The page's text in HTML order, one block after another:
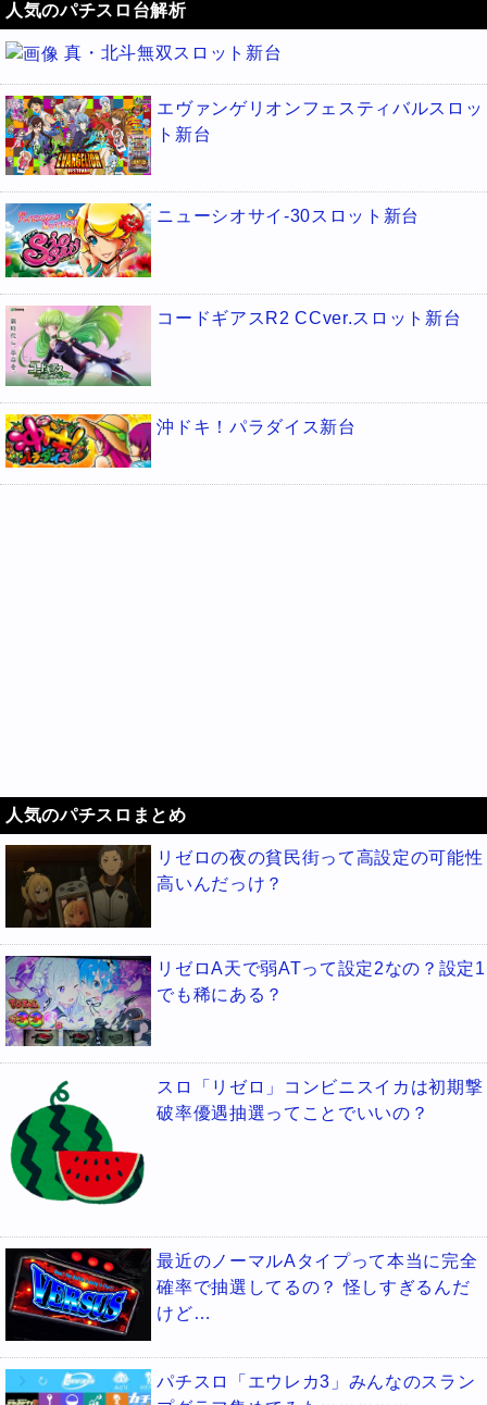
人気のパチスロ台解析
真・北斗無双スロット新台
エヴァンゲリオンフェスティバルスロッ
ト新台
ニューシオサイ-30スロット新台
コードギアスR2 CCver.スロット新台
沖ドキ！パラダイス新台
人気のパチスロまとめ
リゼロの夜の貧民街って高設定の可能性
高いんだっけ？
リゼロA天で弱ATって設定2なの？設定1
でも稀にある？
スロ「リゼロ」コンビニスイカは初期撃
破率優遇抽選ってことでいいの？
最近のノーマルAタイプって本当に完全
確率で抽選してるの？ 怪しすぎるんだ
けど…
パチスロ「エウレカ3」みんなのスラン